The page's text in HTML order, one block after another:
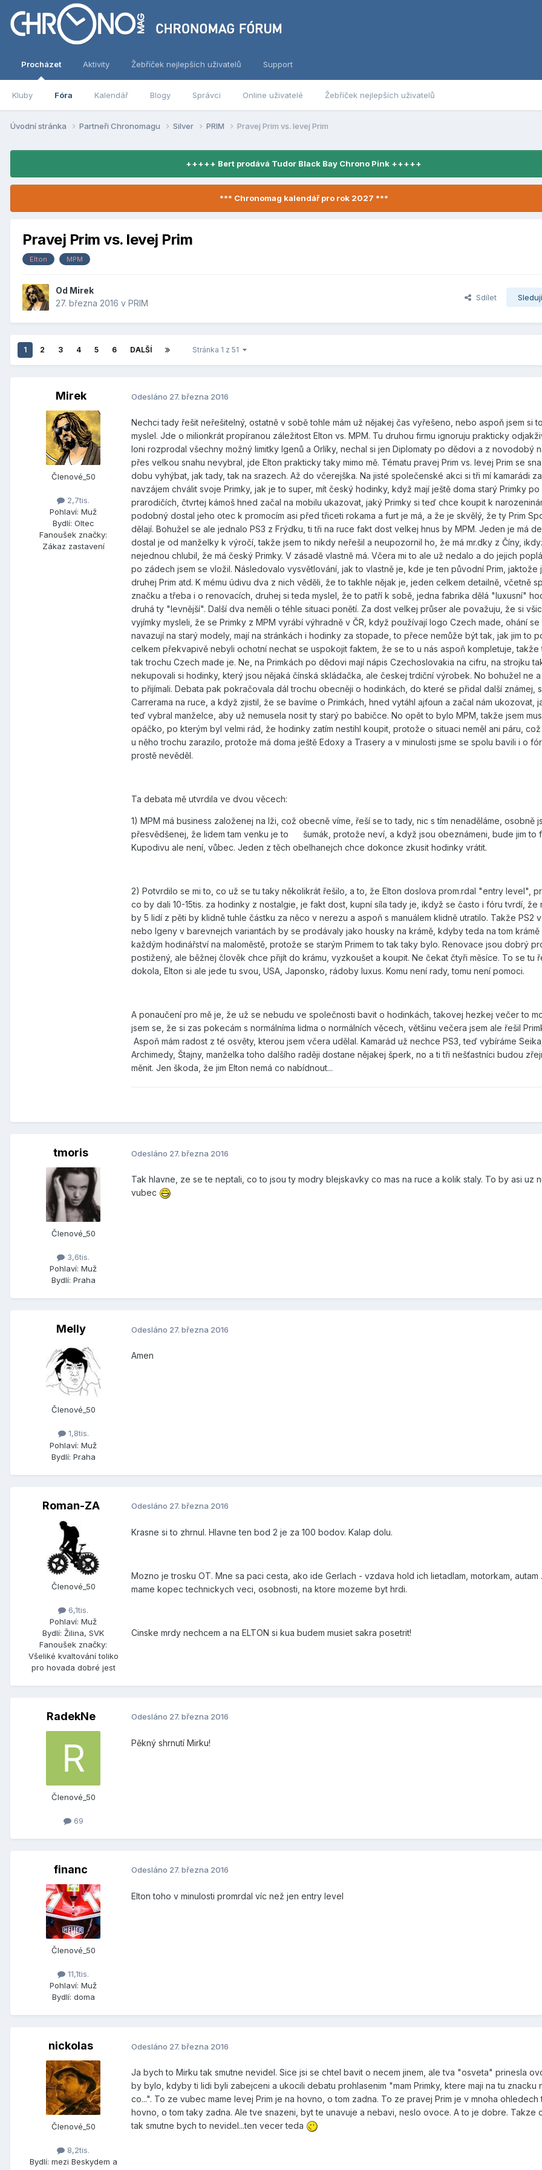
Procházet
Kluby Fóra Kalendář Blogy Správci Online uživatelé Žebříček nejlepších uživatelů
Aktivity Žebříček nejlepších uživatelů Support
Úvodní stránka Partneři Chronomagu Silver PRIM Pravej Prim vs. levej Prim
+++++ Bert prodává Tudor Black Bay Chrono Pink +++++
*** Chronomag kalendář pro rok 2027 ***
Pravej Prim vs. levej Prim
Elton MPM
Od Mirek
27. března 2016 v PRIM
Sdílet
1 2 3 4 5 6 DALŠÍ Stránka 1 z 51
Mirek
Členové_50
2,7tis.
Pohlaví: Muž
Bydlí: Oltec
Fanoušek značky:
Zákaz zastavení
Odesláno 27. března 2016
Nechci tady řešit neřešitelný, ostatně v sobě tohle mám už nějakej čas vyřešeno, nebo aspoň jsem si
myslel. Jde o milionkrát propíranou záležitost Elton vs. MPM. Tu druhou firmu ignoruju prakticky
loni rozprodal všechny možný limitky Igenů a Orlíky, nechal si jen Diplomaty po dědovi a z novodobý
přes velkou snahu nevybral, jde Elton prakticky taky mimo mě. Tématu pravej Prim vs. levej Prim se
dobu vyhýbat, jak tady, tak na srazech. Až do včerejška. Na jisté společenské akci si tři mí kamarádi
navzájem chválit svoje Primky, jak je to super, mít český hodinky, když mají ještě doma starý Primky
prarodičích, čtvrtej kámoš hned začal na mobilu ukazovat, jaký Primky si teď chce koupit k
podobný dostal jeho otec k promocím asi před třiceti rokama a furt je má, a že je skvělý, že ty Prim
dělají. Bohužel se ale jednalo PS3 z Frýdku, ti tři na ruce fakt dost velkej hnus by MPM. Jeden je má
dostal je od manželky k výročí, takže jsem to nikdy neřešil a neupozornil ho, že má mr.dky z Číny,
nejednou chlubil, že má český Primky. V zásadě vlastně má. Včera mi to ale už nedalo a do jejich
po zádech jsem se vložil. Následovalo vysvětlování, jak to vlastně je, kde je ten původní Prim, jaktože
druhej Prim atd. K mému údivu dva z nich věděli, že to takhle nějak je, jeden celkem detailně, včetně
značku a třeba i o renovacích, druhej si teda myslel, že to patří k sobě, jedna fabrika dělá "luxusní"
druhá ty "levnější". Další dva neměli o téhle situaci ponětí. Za dost velkej průser ale považuju, že si
vyjímky mysleli, že se Primky z MPM vyrábí výhradně v ČR, když používají logo Czech made, ohání se
navazují na starý modely, mají na stránkách i hodinky za stopade, to přece nemůže být tak, jak jim to
celkem překvapivě nebyli ochotní nechat se uspokojit faktem, že se to u nás aspoň kompletuje, takže
tak trochu Czech made je. Ne, na Primkách po dědovi mají nápis Czechoslovakia na cifru, na strojku
nekupovali si hodinky, který jsou nějaká čínská skládačka, ale českej trdiční výrobek. No bohužel ne
to přijímali. Debata pak pokračovala dál trochu obecněji o hodinkách, do které se přidal další známej,
Carrerama na ruce, a když zjistil, že se bavíme o Primkách, hned vytáhl ajfoun a začal nám ukozovat,
teď vybral manželce, aby už nemusela nosit ty starý po babičce. No opět to bylo MPM, takže jsem
opáčko, po kterým byl velmi rád, že hodinky zatím nestihl koupit, protože o situaci neměl ani páru,
u něho trochu zarazilo, protože má doma ještě Edoxy a Trasery a v minulosti jsme se spolu bavili i o
prostě nevěděl.
Ta debata mě utvrdila ve dvou věcech:
1) MPM má business založenej na lži, což obecně víme, řeší se to tady, nic s tím nenaděláme, osobně
přesvědšenej, že lidem tam venku je to šumák, protože neví, a když jsou obeznámeni, bude jim to
Kupodivu ale není, vůbec. Jeden z těch obelhanejch chce dokonce zkusit hodinky vrátit.
2) Potvrdilo se mi to, co už se tu taky několikrát řešilo, a to, že Elton doslova prom.rdal "entry level",
co by dali 10-15tis. za hodinky z nostalgie, je fakt dost, kupní síla tady je, ikdyž se často i fóru tvrdí, že
by 5 lidí z pěti by klidně tuhle částku za něco v nerezu a aspoň s manuálem klidně utratilo. Takže PS2
nebo Igeny v barevnejch variantách by se prodávaly jako housky na krámě, kdyby teda na tom krámě
každým hodinářství na maloměstě, protože se starým Primem to tak taky bylo. Renovace jsou dobrý
postižený, ale běžnej člověk chce přijít do krámu, vyzkoušet a koupit. Ne čekat čtyři měsíce. To se tu
dokola, Elton si ale jede tu svou, USA, Japonsko, rádoby luxus. Komu není rady, tomu není pomoci.
A ponaučení pro mě je, že už se nebudu ve společnosti bavit o hodinkách, takovej hezkej večer to
jsem se, že si zas pokecám s normálníma lidma o normálních věcech, většinu večera jsem ale řešil
Aspoň mám radost z té osvěty, kterou jsem včera udělal. Kamarád už nechce PS3, teď vybíráme Seika,
Archimedy, Štajny, manželka toho dalšího raději dostane nějakej šperk, no a ti tři nešťastníci budou
měnit. Jen škoda, že jim Elton nemá co nabídnout...
tmoris
Členové_50
3,6tis.
Pohlaví: Muž
Bydlí: Praha
Odesláno 27. března 2016
Tak hlavne, ze se te neptali, co to jsou ty modry blejskavky co mas na ruce a kolik staly. To by asi uz
vubec
Melly
Členové_50
1,8tis.
Pohlaví: Muž
Bydlí: Praha
Odesláno 27. března 2016
Amen
Roman-ZA
Členové_50
6,1tis.
Pohlaví: Muž
Bydlí: Žilina, SVK
Fanoušek značky:
Všeliké kvaltování toliko
pro hovada dobré jest
Odesláno 27. března 2016
Krasne si to zhrnul. Hlavne ten bod 2 je za 100 bodov. Kalap dolu.
Mozno je trosku OT. Mne sa paci cesta, ako ide Gerlach - vzdava hold ich lietadlam, motorkam, autam
mame kopec technickych veci, osobnosti, na ktore mozeme byt hrdi.
Cinske mrdy nechcem a na ELTON si kua budem musiet sakra posetrit!
RadekNe
Členové_50
69
Odesláno 27. března 2016
Pěkný shrnutí Mirku!
financ
Členové_50
11,1tis.
Pohlaví: Muž
Bydlí: doma
Odesláno 27. března 2016
Elton toho v minulosti promrdal víc než jen entry level
nickolas
Členové_50
8,2tis.
Bydlí: mezi Beskydem a
Odesláno 27. března 2016
Ja bych to Mirku tak smutne nevidel. Sice jsi se chtel bavit o necem jinem, ale tva "osveta" prinesla
by bylo, kdyby ti lidi byli zabejceni a ukocili debatu prohlasenim "mam Primky, ktere maji na tu znacku
co...". To ze vubec mame levej Prim je na hovno, o tom zadna. To ze pravej Prim je v mnoha ohledech
hovno, o tom taky zadna. Ale tve snazeni, byt te unavuje a nebavi, neslo ovoce. A to je dobre. Takze
tak smutne bych to nevidel...ten vecer teda